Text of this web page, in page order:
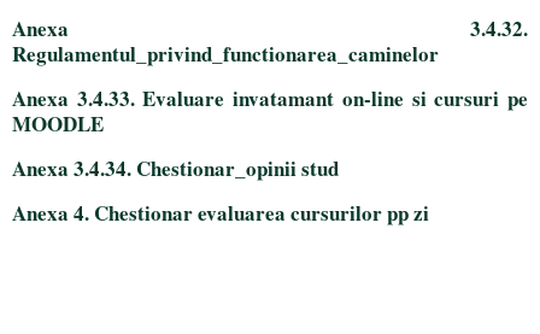
Anexa 3.4.32.
Regulamentul_privind_functionarea_caminelor
Anexa 3.4.33. Evaluare invatamant on-line si cursuri pe
MOODLE
Anexa 3.4.34. Chestionar_opinii stud
Anexa 4. Chestionar evaluarea cursurilor pp zi